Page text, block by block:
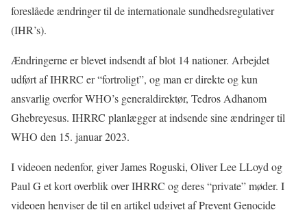
foreslåede ændringer til de internationale sundhedsregulativer
(IHR’s).
Ændringerne er blevet indsendt af blot 14 nationer. Arbejdet
udført af IHRRC er “fortroligt”, og man er direkte og kun
ansvarlig overfor WHO’s generaldirektør, Tedros Adhanom
Ghebreyesus. IHRRC planlægger at indsende sine ændringer til
WHO den 15. januar 2023.
I videoen nedenfor, giver James Roguski, Oliver Lee LLoyd og
Paul G et kort overblik over IHRRC og deres “private” møder. I
videoen henviser de til en artikel udgivet af Prevent Genocide